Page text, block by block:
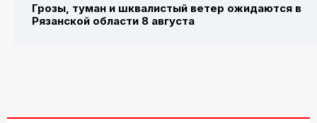
Грозы, туман и шквалистый ветер ожидаются в
Рязанской области 8 августа